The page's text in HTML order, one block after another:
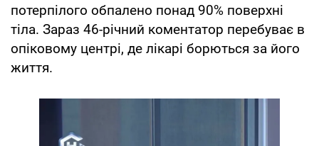
потерпілого обпалено понад 90% поверхні
тіла. Зараз 46-річний коментатор перебуває в
опіковому центрі, де лікарі борються за його
життя.